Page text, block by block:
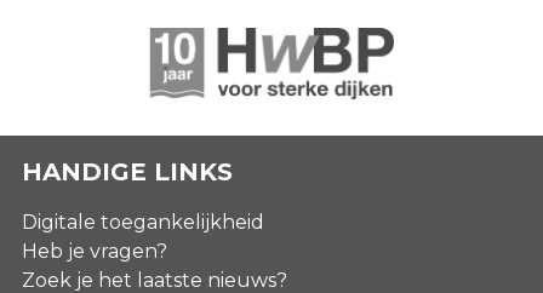
HANDIGE LINKS
Digitale toegankelijkheid
Heb je vragen?
Zoek je het laatste nieuws?